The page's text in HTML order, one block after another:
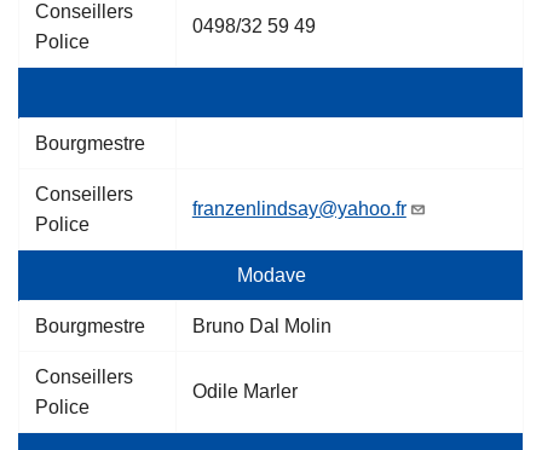
Conseillers
Police
0498/32 59 49
Bourgmestre
Conseillers
Police
franzenlindsay@yahoo.fr
Modave
Bourgmestre Bruno Dal Molin
Conseillers
Police
Odile Marler